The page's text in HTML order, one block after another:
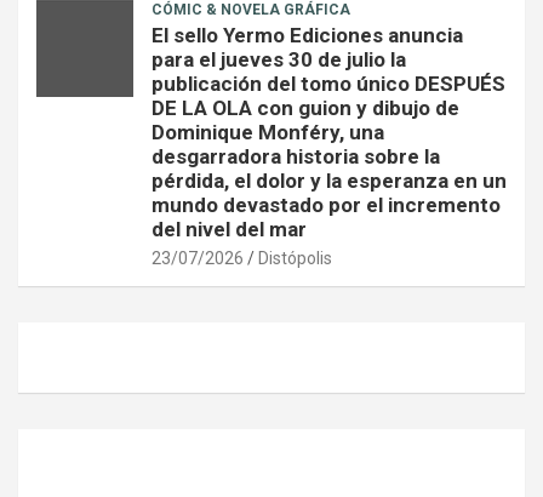
CÓMIC & NOVELA GRÁFICA
El sello Yermo Ediciones anuncia
para el jueves 30 de julio la
publicación del tomo único DESPUÉS
DE LA OLA con guion y dibujo de
Dominique Monféry, una
desgarradora historia sobre la
pérdida, el dolor y la esperanza en un
mundo devastado por el incremento
del nivel del mar
23/07/2026 Distópolis